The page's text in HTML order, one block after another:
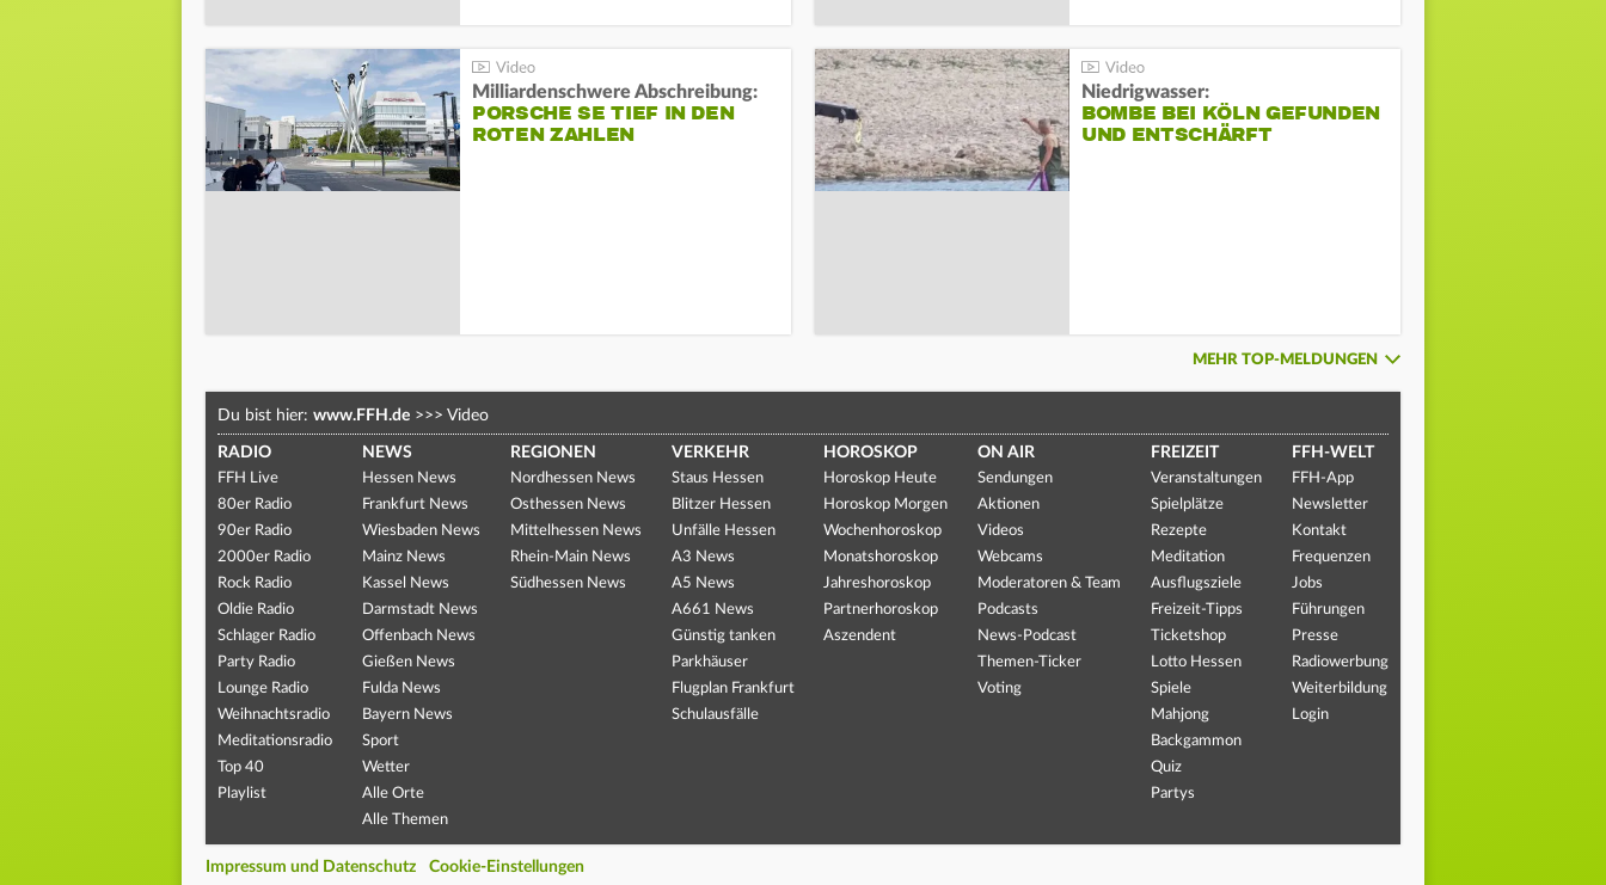
Milliardenschwere Abschreibung:
PORSCHE SE TIEF IN DEN
ROTEN ZAHLEN
Niedrigwasser:
BOMBE BEI KÖLN GEFUNDEN
UND ENTSCHÄRFT
MEHR TOP-MELDUNGEN
Du bist hier: www.FFH.de >>> Video
RADIO
FFH Live
80er Radio
90er Radio
2000er Radio
Rock Radio
Oldie Radio
Schlager Radio
Party Radio
Lounge Radio
Weihnachtsradio
Meditationsradio
Top 40
Playlist
NEWS
Hessen News
Frankfurt News
Wiesbaden News
Mainz News
Kassel News
Darmstadt News
Offenbach News
Gießen News
Fulda News
Bayern News
Sport
Wetter
Alle Orte
Alle Themen
REGIONEN
Nordhessen News
Osthessen News
Mittelhessen News
Rhein-Main News
Südhessen News
VERKEHR
Staus Hessen
Blitzer Hessen
Unfälle Hessen
A3 News
A5 News
A661 News
Günstig tanken
Parkhäuser
Flugplan Frankfurt
Schulausfälle
HOROSKOP
Horoskop Heute
Horoskop Morgen
Wochenhoroskop
Monatshoroskop
Jahreshoroskop
Partnerhoroskop
Aszendent
ON AIR
Sendungen
Aktionen
Videos
Webcams
Moderatoren & Team
Podcasts
News-Podcast
Themen-Ticker
Voting
FREIZEIT
Veranstaltungen
Spielplätze
Rezepte
Meditation
Ausflugsziele
Freizeit-Tipps
Ticketshop
Lotto Hessen
Spiele
Mahjong
Backgammon
Quiz
Partys
FFH-WELT
FFH-App
Newsletter
Kontakt
Frequenzen
Jobs
Führungen
Presse
Radiowerbung
Weiterbildung
Login
Impressum und Datenschutz Cookie-Einstellungen